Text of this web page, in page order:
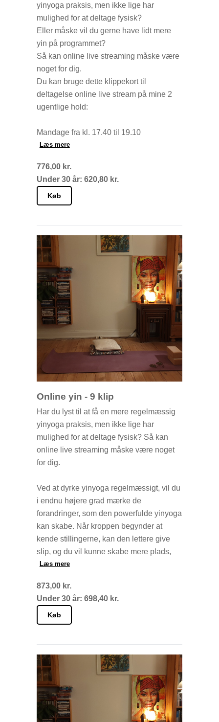
yinyoga praksis, men ikke lige har
mulighed for at deltage fysisk?
Eller måske vil du gerne have lidt mere
yin på programmet?
Så kan online live streaming måske være
noget for dig.
Du kan bruge dette klippekort til
deltagelse online live stream på mine 2
ugentlige hold:
Mandage fra kl. 17.40 til 19.10
Torsdage fra kl. 17.00 til 18.30
Det hele foregår live via Teams hjemme
fra din yndlingskrog. Og det er nemmere
end det lyder. Du får efter din betaling en
Jeg glæder mig til vi ses
Læs mere
776,00 kr.
Under 30 år: 620,80 kr.
Køb
Online yin - 9 klip
Har du lyst til at få en mere regelmæssig
yinyoga praksis, men ikke lige har
mulighed for at deltage fysisk? Så kan
online live streaming måske være noget
for dig.
Ved at dyrke yinyoga regelmæssigt, vil du
i endnu højere grad mærke de
forandringer, som den powerfulde yinyoga
kan skabe. Når kroppen begynder at
kende stillingerne, kan den lettere give
slip, og du vil kunne skabe mere plads,
større bevægelsesfrihed og opleve mere
Det hele foregår live via Zoom hjemme fra
din yndlingskrog. Og det er nemmere end
er i gang.
Der er live yinyoga hver torsdag fra 20.15
til 21.30.
Læs mere
873,00 kr.
Under 30 år: 698,40 kr.
Køb